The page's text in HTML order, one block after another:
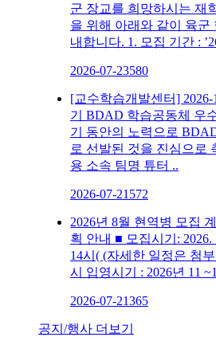
군 장교를 희망하시는 재
을 위해 아래와 같이 육
내합니다. 1. 모집 기간 :
2026-07-23580
[교수학습개발센터]
기 BDAD 학습공동체 우
기 동안의 노력으로
로 선발된 것을 진심으로
용 소속 팀명 튜터 ..
2026-07-21 572
2026년 8월 현역병 모집
획 안내 ■ 모집시기: 2026.
14시( (자세한 일정은 첨
시 입영시기 : 2026년 11
2026-07-21365
공지/행사 더보기